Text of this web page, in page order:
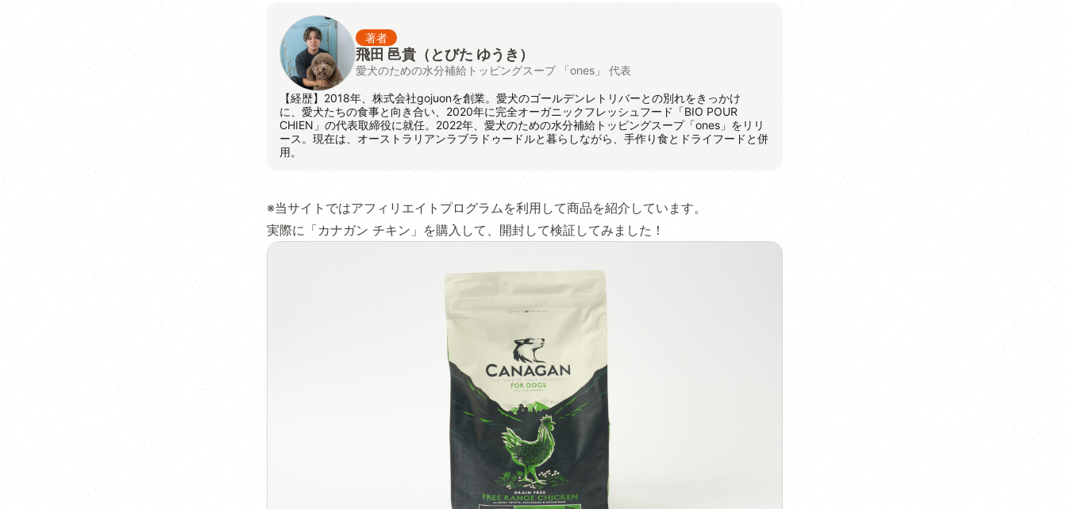
著者
飛田 邑貴 （とびた ゆうき）
愛犬のための水分補給トッピングスープ 「ones」 代表
【経歴】2018年、株式会社gojuonを創業。愛犬のゴールデンレトリバーとの別れをきっかけ
に、愛犬たちの食事と向き合い、2020年に完全オーガニックフレッシュフード「BIO POUR
CHIEN」の代表取締役に就任。2022年、愛犬のための水分補給トッピングスープ「ones」をリリ
ース。現在は、オーストラリアンラブラドゥードルと暮らしながら、手作り食とドライフードと併
用。
※当サイトではアフィリエイトプログラムを利用して商品を紹介しています。
実際に「カナガン チキン」を購入して、開封して検証してみました！